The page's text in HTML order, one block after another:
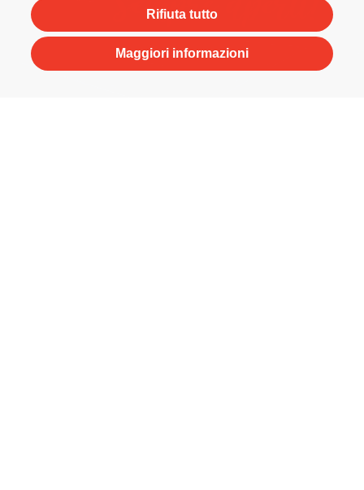
Rifiuta tutto
Maggiori informazioni